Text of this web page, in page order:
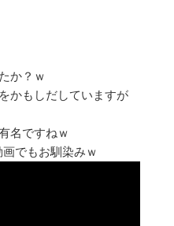
か？ｗ
かもしだしていますが
名ですねｗ
でもお馴染みｗ